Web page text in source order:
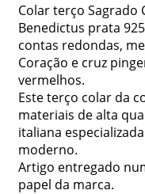
Colar terço Sagrado
Benedictus prata
contas redondas,
Coração e cruz
vermelhos.
Este terço colar da
materiais de alta
italiana
moderno.
Artigo entregado
papel da marca.